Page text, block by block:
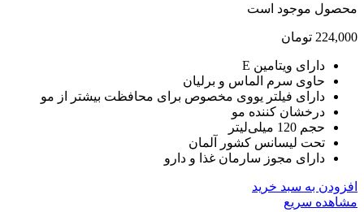
موجود است
تومان
دارای ویتامین E
حاوی سرم الماس و برلیان
دارای فیلتر یووی مخصوص برای محافظت بیشتر از مو
درخشان کننده مو
حجم 120 میلی‌لیتر
تحت لیسانس کشور آلمان
دارای مجوز سارمان غذا و دارو
به سبد خرید
سریع